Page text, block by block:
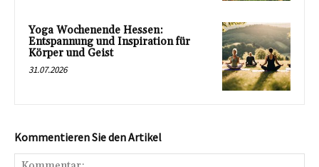
Yoga Wochenende Hessen:
Entspannung und Inspiration für
Körper und Geist
31.07.2026
Kommentieren Sie den Artikel